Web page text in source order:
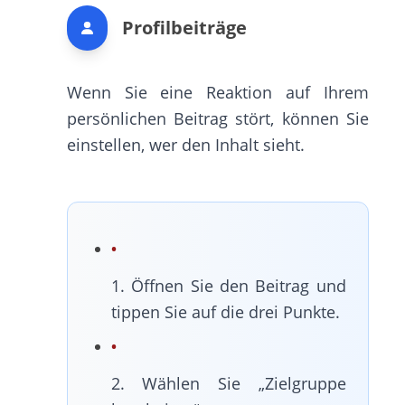
Profilbeiträge
Wenn Sie eine Reaktion auf Ihrem
persönlichen Beitrag stört, können Sie
einstellen, wer den Inhalt sieht.
1. Öffnen Sie den Beitrag und
tippen Sie auf die drei Punkte.
2. Wählen Sie „Zielgruppe